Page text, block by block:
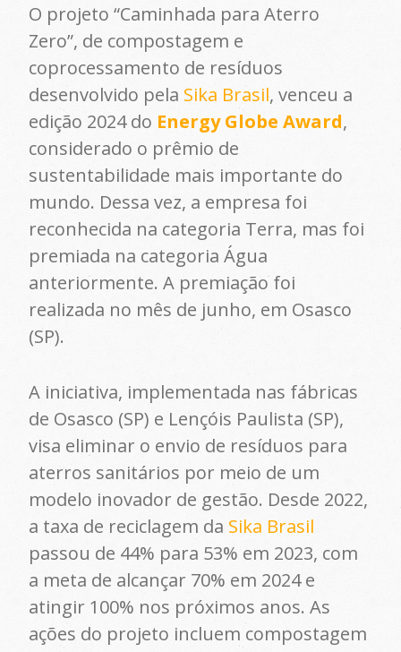
O projeto “Caminhada para Aterro
Zero”, de compostagem e
coprocessamento de resíduos
desenvolvido pela Sika Brasil, venceu a
edição 2024 do Energy Globe Award,
considerado o prêmio de
sustentabilidade mais importante do
mundo. Dessa vez, a empresa foi
reconhecida na categoria Terra, mas foi
premiada na categoria Água
anteriormente. A premiação foi
realizada no mês de junho, em Osasco
(SP).
A iniciativa, implementada nas fábricas
de Osasco (SP) e Lençóis Paulista (SP),
visa eliminar o envio de resíduos para
aterros sanitários por meio de um
modelo inovador de gestão. Desde 2022,
a taxa de reciclagem da Sika Brasil
passou de 44% para 53% em 2023, com
a meta de alcançar 70% em 2024 e
atingir 100% nos próximos anos. As
ações do projeto incluem compostagem